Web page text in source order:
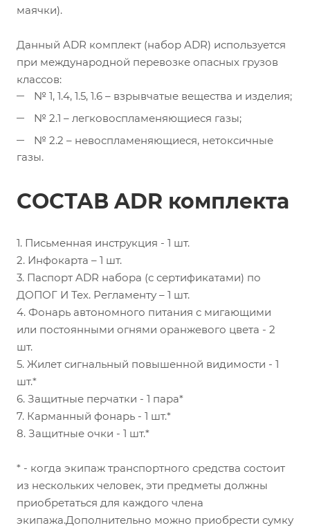
маячки).
Данный ADR комплект (набор ADR) используется
при международной перевозке опасных грузов
классов:
№ 1, 1.4, 1.5, 1.6 – взрывчатые вещества и изделия;
№ 2.1 – легковоспламеняющиеся газы;
№ 2.2 – невоспламеняющиеся, нетоксичные
газы.
СОСТАВ ADR комплекта
1. Письменная инструкция - 1 шт.
2. Инфокарта – 1 шт.
3. Паспорт ADR набора (с сертификатами) по
ДОПОГ И Тех. Регламенту – 1 шт.
4. Фонарь автономного питания с мигающими
или постоянными огнями оранжевого цвета - 2
шт.
5. Жилет сигнальный повышенной видимости - 1
шт.*
6. Защитные перчатки - 1 пара*
7. Карманный фонарь - 1 шт.*
8. Защитные очки - 1 шт.*
* - когда экипаж транспортного средства состоит
из нескольких человек, эти предметы должны
приобретаться для каждого члена
экипажа.Дополнительно можно приобрести сумку